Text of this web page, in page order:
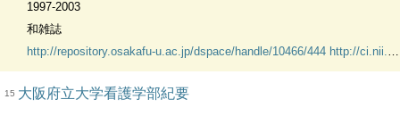
1997-2003
和雑誌
http://repository.osakafu-u.ac.jp/dspace/handle/10466/444 http://ci.nii.ac.jp/vol_issue/nels/AN1047738X_ja.html
15 大阪府立大学看護学部紀要